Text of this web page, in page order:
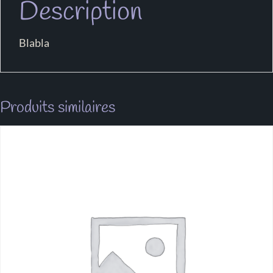
Description
Blabla
Produits similaires